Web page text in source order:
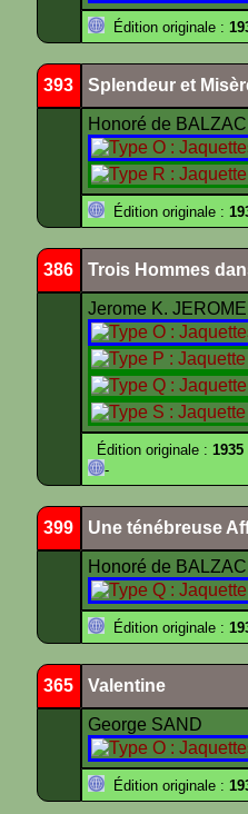
Édition originale :
393 Splendeur et
Honoré de BALZAC
Édition originale :
386 Trois Hommes
Jerome K. JEROME
Édition originale :1935
-
399 Une ténébreuse
Honoré de BALZAC
Édition originale :
365 Valentine
George SAND
Édition originale :